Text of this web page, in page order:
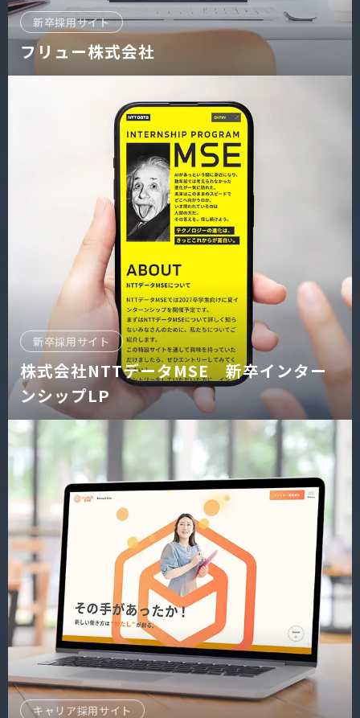
新卒採用サイト
フリュー株式会社
新卒採用サイト
株式会社NTTデータMSE 新卒インター
ンシップLP
キャリア採用サイト